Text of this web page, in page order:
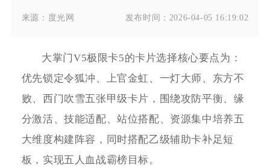
来源： 度光网 发布时间： 2026-04-05 16:19:02
大掌门V5极限卡5的卡片选择核心要点为：
优先锁定令狐冲、上官金虹、一灯大师、东方不
败、西门吹雪五张甲级卡片，围绕攻防平衡、缘
分激活、技能适配、站位搭配、资源集中培养五
大维度构建阵容，同时搭配乙级辅助卡补足短
板，实现五人血战霸榜目标。